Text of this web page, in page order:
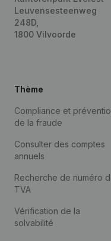
Leuvensesteenweg
248D,
1800 Vilvoorde
Thème
Compliance et
de la fraude
Consulter des comptes
annuels
Recherche de numéro
TVA
Vérification de la
solvabilité